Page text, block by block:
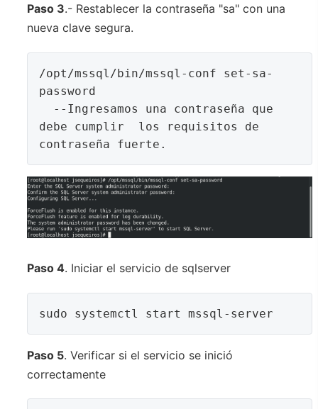
Paso 3.- Restablecer la contraseña "sa" con una
nueva clave segura.
/opt/mssql/bin/mssql-conf set-sa-
password
debe cumplir  los requisitos de
contraseña fuerte.
Paso 4. Iniciar el servicio de sqlserver
sudo systemctl start mssql-server
Paso 5. Verificar si el servicio se inició
correctamente